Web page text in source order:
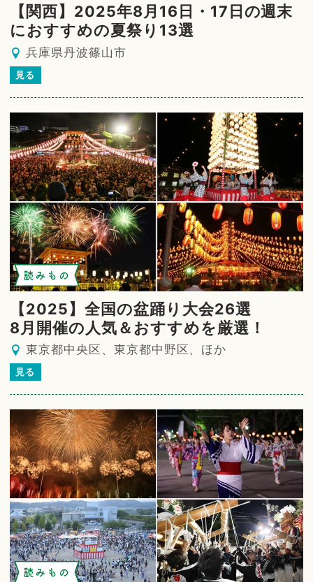
【関西】2025年8月16日・17日の週末
におすすめの夏祭り13選
兵庫県丹波篠山市
見る
読みもの
【2025】全国の盆踊り大会26選
8月開催の人気＆おすすめを厳選！
東京都中央区、東京都中野区、ほか
見る
読みもの